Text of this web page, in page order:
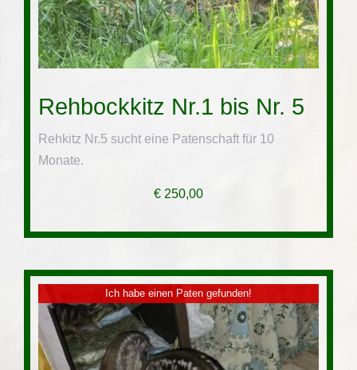
Rehbockkitz Nr.1 bis Nr. 5
Rehkitz Nr.5 sucht eine Patenschaft für 10
Monate.
€ 250,00
Ich habe einen Paten gefunden!